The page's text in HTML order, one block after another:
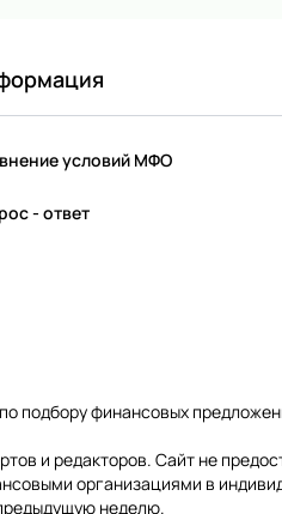
условий МФО
- ответ
подбору финансовых
и редакторов. Сайт не
организациями в
неделю.